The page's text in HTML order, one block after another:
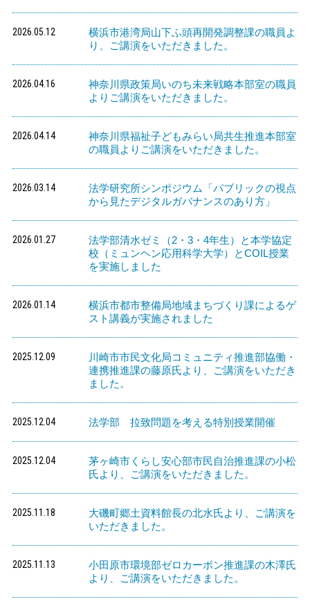
2026.05.12
横浜市港湾局山下ふ頭再開発調整課の職員よ
り、ご講演をいただきました。
2026.04.16
神奈川県政策局いのち未来戦略本部室の職員
よりご講演をいただきました。
2026.04.14
神奈川県福祉子どもみらい局共生推進本部室
の職員よりご講演をいただきました。
2026.03.14
法学研究所シンポジウム「パブリックの視点
から見たデジタルガバナンスのあり方」
2026.01.27
法学部清水ゼミ（2・3・4年生）と本学協定
校（ミュンヘン応用科学大学）とCOIL授業
を実施しました
2026.01.14
横浜市都市整備局地域まちづくり課によるゲ
スト講義が実施されました
2025.12.09
川崎市市民文化局コミュニティ推進部協働・
連携推進課の藤原氏より、ご講演をいただき
ました。
2025.12.04 法学部 拉致問題を考える特別授業開催
2025.12.04
茅ヶ崎市くらし安心部市民自治推進課の小松
氏より、ご講演をいただきました。
2025.11.18
大磯町郷土資料館長の北水氏より、ご講演を
いただきました。
2025.11.13
小田原市環境部ゼロカーボン推進課の木澤氏
より、ご講演をいただきました。